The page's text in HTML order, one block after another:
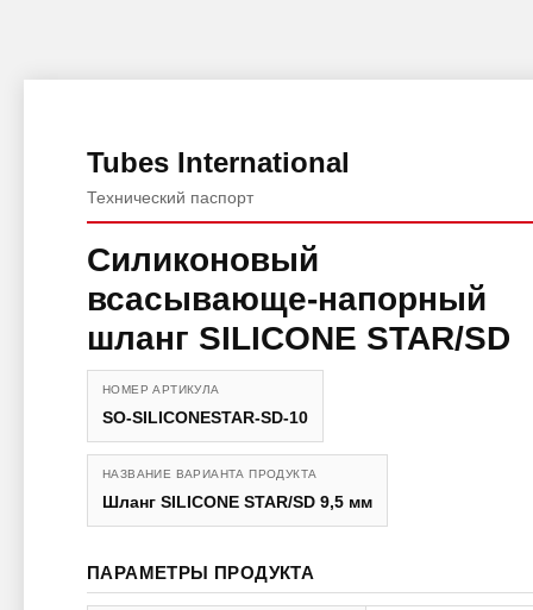
Tubes International
Технический паспорт
Силиконовый
всасывающе-напорный
шланг SILICONE STAR/SD
НОМЕР АРТИКУЛА
SO-SILICONESTAR-SD-10
НАЗВАНИЕ ВАРИАНТА ПРОДУКТА
Шланг SILICONE STAR/SD 9,5 мм
ПАРАМЕТРЫ ПРОДУКТА